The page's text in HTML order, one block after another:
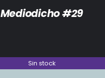
Mediodicho #29
Sin stock